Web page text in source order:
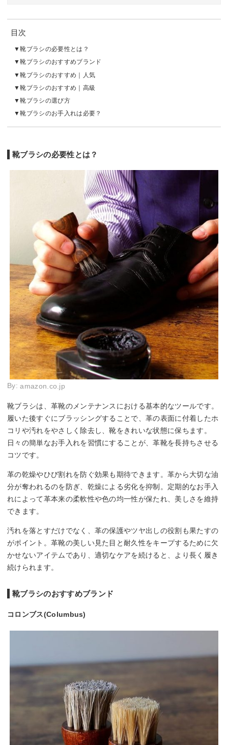
目次
靴ブラシの必要性とは？
靴ブラシのおすすめブランド
靴ブラシのおすすめ｜人気
靴ブラシのおすすめ｜高級
靴ブラシの選び方
靴ブラシのお手入れは必要？
靴ブラシの必要性とは？
By:amazon.co.jp
靴ブラシは、革靴のメンテナンスにおける基本的なツールです。
履いた後すぐにブラッシングすることで、革の表面に付着したホ
コリや汚れをやさしく除去し、靴をきれいな状態に保ちます。
日々の簡単なお手入れを習慣にすることが、革靴を長持ちさせる
コツです。
革の乾燥やひび割れを防ぐ効果も期待できます。革から大切な油
分が奪われるのを防ぎ、乾燥による劣化を抑制。定期的なお手入
れによって革本来の柔軟性や色の均一性が保たれ、美しさを維持
できます。
汚れを落とすだけでなく、革の保護やツヤ出しの役割も果たすの
がポイント。革靴の美しい見た目と耐久性をキープするために欠
かせないアイテムであり、適切なケアを続けると、より長く履き
続けられます。
靴ブラシのおすすめブランド
コロンブス(Columbus)